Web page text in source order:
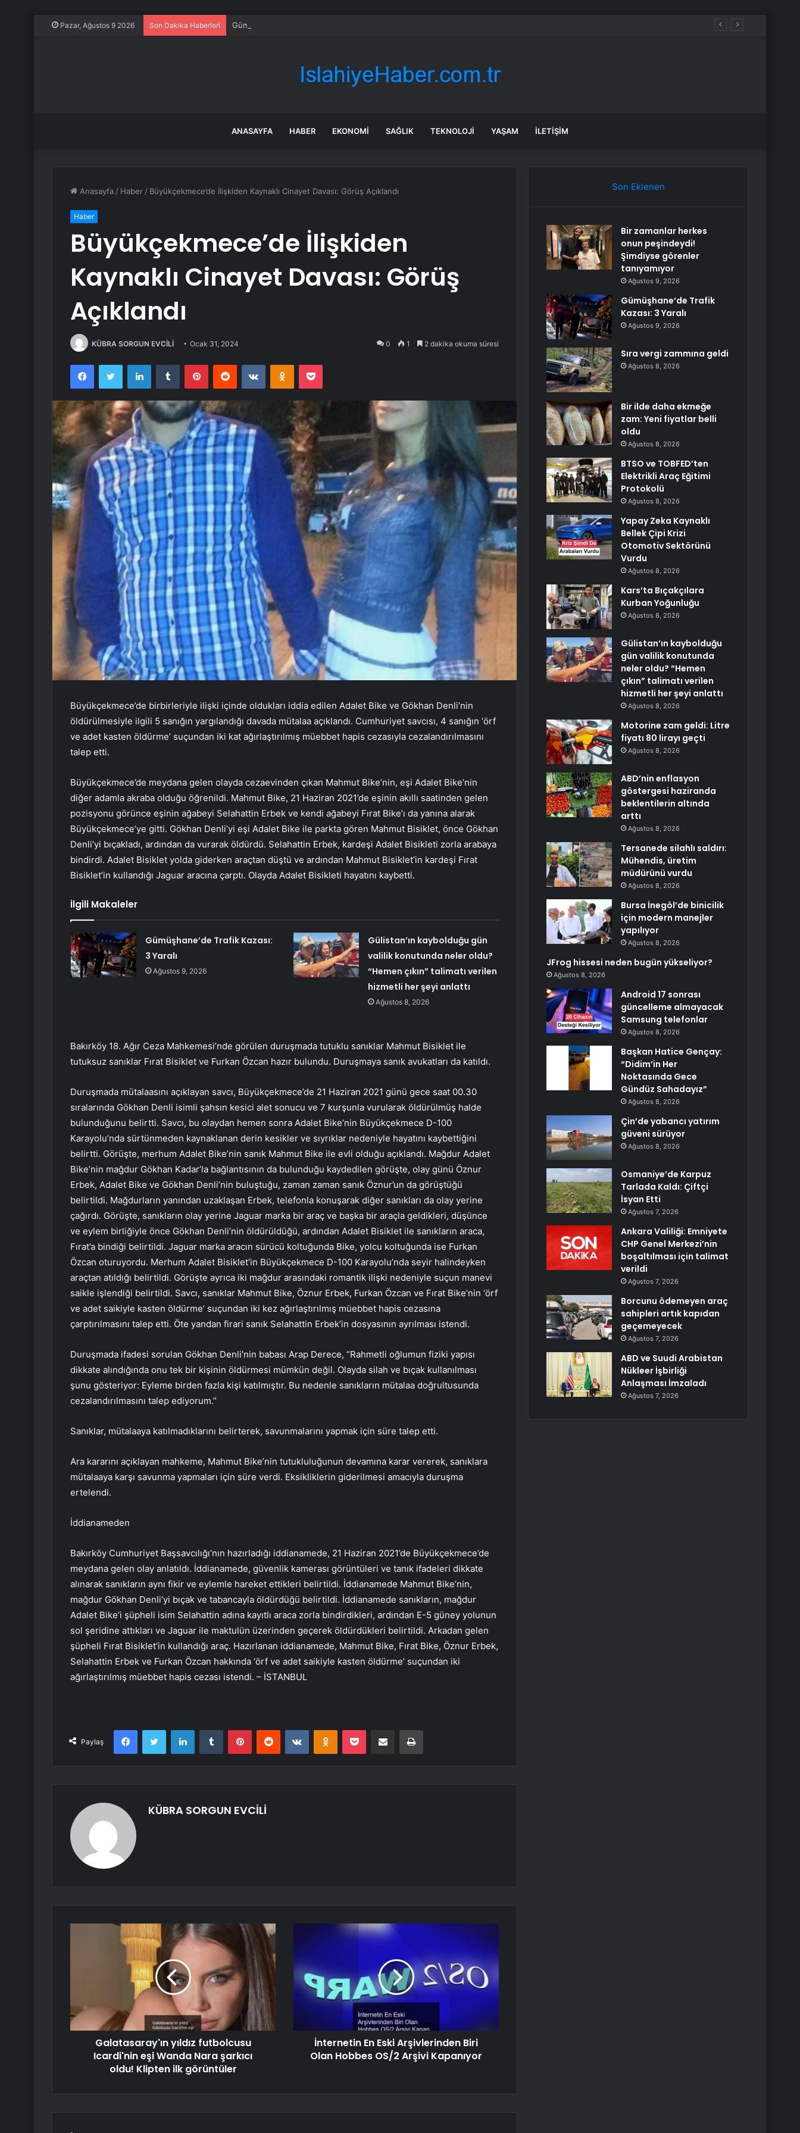
Pazar, Ağustos 9 2026 Son Dakika Haberleri Gümüşhane’de Trafik Kazası: 3 Yaralı
ANASAYFA HABER EKONOMI SAĞLIK TEKNOLOJI YAŞAM İLETIŞIM
Anasayfa / Haber / Büyükçekmece’de İlişkiden Kaynaklı Cinayet Davası: Görüş Açıklandı
Haber
Büyükçekmece’de İlişkiden
Kaynaklı Cinayet Davası: Görüş
Açıklandı
KÜBRA SORGUN EVCİLİ Ocak 31, 2024 0 1 2 dakika okuma süresi
FacebookTwitter LinkedInTumblr PinterestReddit VKontakteOdnoklassniki
Pocket
Büyükçekmece’de birbirleriyle ilişki içinde oldukları iddia edilen Adalet Bike ve Gökhan Denli’nin
öldürülmesiyle ilgili 5 sanığın yargılandığı davada mütalaa açıklandı. Cumhuriyet savcısı, 4 sanığın ‘örf
ve adet kasten öldürme’ suçundan iki kat ağırlaştırılmış müebbet hapis cezasıyla cezalandırılmasını
talep etti.
Büyükçekmece’de meydana gelen olayda cezaevinden çıkan Mahmut Bike’nin, eşi Adalet Bike’nin
diğer adamla akraba olduğu öğrenildi. Mahmut Bike, 21 Haziran 2021’de eşinin akıllı saatinden gelen
pozisyonu görünce eşinin ağabeyi Selahattin Erbek ve kendi ağabeyi Fırat Bike’ı da yanına alarak
Büyükçekmece’ye gitti. Gökhan Denli’yi eşi Adalet Bike ile parkta gören Mahmut Bisiklet, önce Gökhan
Denli’yi bıçakladı, ardından da vurarak öldürdü. Selahattin Erbek, kardeşi Adalet Bisikleti zorla arabaya
bindirdi. Adalet Bisiklet yolda giderken araçtan düştü ve ardından Mahmut Bisiklet’in kardeşi Fırat
Bisiklet’in kullandığı Jaguar aracına çarptı. Olayda Adalet Bisikleti hayatını kaybetti.
İlgili Makaleler
Gümüşhane’de Trafik Kazası:
3 Yaralı
Ağustos 9, 2026
Gülistan’ın kaybolduğu gün
valilik konutunda neler oldu?
“Hemen çıkın” talimatı verilen
hizmetli her şeyi anlattı
Ağustos 8, 2026
Bakırköy 18. Ağır Ceza Mahkemesi’nde görülen duruşmada tutuklu sanıklar Mahmut Bisiklet ile
tutuksuz sanıklar Fırat Bisiklet ve Furkan Özcan hazır bulundu. Duruşmaya sanık avukatları da katıldı.
Duruşmada mütalaasını açıklayan savcı, Büyükçekmece’de 21 Haziran 2021 günü gece saat 00.30
sıralarında Gökhan Denli isimli şahsın kesici alet sonucu ve 7 kurşunla vurularak öldürülmüş halde
bulunduğunu belirtti. Savcı, bu olaydan hemen sonra Adalet Bike’nin Büyükçekmece D-100
Karayolu’nda sürtünmeden kaynaklanan derin kesikler ve sıyrıklar nedeniyle hayatını kaybettiğini
belirtti. Görüşte, merhum Adalet Bike’nin sanık Mahmut Bike ile evli olduğu açıklandı. Mağdur Adalet
Bike’nin mağdur Gökhan Kadar’la bağlantısının da bulunduğu kaydedilen görüşte, olay günü Öznur
Erbek, Adalet Bike ve Gökhan Denli’nin buluştuğu, zaman zaman sanık Öznur’un da görüştüğü
belirtildi. Mağdurların yanından uzaklaşan Erbek, telefonla konuşarak diğer sanıkları da olay yerine
çağırdı. Görüşte, sanıkların olay yerine Jaguar marka bir araç ve başka bir araçla geldikleri, düşünce
ve eylem birliğiyle önce Gökhan Denli’nin öldürüldüğü, ardından Adalet Bisiklet ile sanıkların araca,
Fırat’a bindiği belirtildi. Jaguar marka aracın sürücü koltuğunda Bike, yolcu koltuğunda ise Furkan
Özcan oturuyordu. Merhum Adalet Bisiklet’in Büyükçekmece D-100 Karayolu’nda seyir halindeyken
araçtan atıldığı belirtildi. Görüşte ayrıca iki mağdur arasındaki romantik ilişki nedeniyle suçun manevi
saikle işlendiği belirtildi. Savcı, sanıklar Mahmut Bike, Öznur Erbek, Furkan Özcan ve Fırat Bike’nin ‘örf
ve adet saikiyle kasten öldürme’ suçundan iki kez ağırlaştırılmış müebbet hapis cezasına
çarptırılmasını talep etti. Öte yandan firari sanık Selahattin Erbek’in dosyasının ayrılması istendi.
Duruşmada ifadesi sorulan Gökhan Denli’nin babası Arap Derece, “Rahmetli oğlumun fiziki yapısı
dikkate alındığında onu tek bir kişinin öldürmesi mümkün değil. Olayda silah ve bıçak kullanılması
şunu gösteriyor: Eyleme birden fazla kişi katılmıştır. Bu nedenle sanıkların mütalaa doğrultusunda
cezalandırılmasını talep ediyorum.”
Sanıklar, mütalaaya katılmadıklarını belirterek, savunmalarını yapmak için süre talep etti.
Ara kararını açıklayan mahkeme, Mahmut Bike’nin tutukluluğunun devamına karar vererek, sanıklara
mütalaaya karşı savunma yapmaları için süre verdi. Eksikliklerin giderilmesi amacıyla duruşma
ertelendi.
İddianameden
Bakırköy Cumhuriyet Başsavcılığı’nın hazırladığı iddianamede, 21 Haziran 2021’de Büyükçekmece’de
meydana gelen olay anlatıldı. İddianamede, güvenlik kamerası görüntüleri ve tanık ifadeleri dikkate
alınarak sanıkların aynı fikir ve eylemle hareket ettikleri belirtildi. İddianamede Mahmut Bike’nin,
mağdur Gökhan Denli’yi bıçak ve tabancayla öldürdüğü belirtildi. İddianamede sanıkların, mağdur
Adalet Bike’i şüpheli isim Selahattin adına kayıtlı araca zorla bindirdikleri, ardından E-5 güney yolunun
sol şeridine attıkları ve Jaguar ile maktulün üzerinden geçerek öldürdükleri belirtildi. Arkadan gelen
şüpheli Fırat Bisiklet’in kullandığı araç. Hazırlanan iddianamede, Mahmut Bike, Fırat Bike, Öznur Erbek,
Selahattin Erbek ve Furkan Özcan hakkında ‘örf ve adet saikiyle kasten öldürme’ suçundan iki
ağırlaştırılmış müebbet hapis cezası istendi. – İSTANBUL
Paylaş
FacebookTwitter LinkedInTumblr PinterestReddit VKontakteOdnoklassniki
Pocket E-Posta ile paylaş Yazdır
KÜBRA SORGUN EVCİLİ
Galatasaray'ın yıldız futbolcusu
Icardi'nin eşi Wanda Nara şarkıcı
oldu! Klipten ilk görüntüler
İnternetin En Eski Arşivlerinden Biri
Olan Hobbes OS/2 Arşivi Kapanıyor
Son Eklenen
Bir zamanlar herkes
onun peşindeydi!
Şimdiyse görenler
tanıyamıyor
Ağustos 9, 2026
Gümüşhane’de Trafik
Kazası: 3 Yaralı
Ağustos 9, 2026
Sıra vergi zammına geldi
Ağustos 8, 2026
Bir ilde daha ekmeğe
zam: Yeni fiyatlar belli
oldu
Ağustos 8, 2026
BTSO ve TOBFED’ten
Elektrikli Araç Eğitimi
Protokolü
Ağustos 8, 2026
Yapay Zeka Kaynaklı
Bellek Çipi Krizi
Otomotiv Sektörünü
Vurdu
Ağustos 8, 2026
Kars’ta Bıçakçılara
Kurban Yoğunluğu
Ağustos 8, 2026
Gülistan’ın kaybolduğu
gün valilik konutunda
neler oldu? “Hemen
çıkın” talimatı verilen
hizmetli her şeyi anlattı
Ağustos 8, 2026
Motorine zam geldi: Litre
fiyatı 80 lirayı geçti
Ağustos 8, 2026
ABD’nin enflasyon
göstergesi haziranda
beklentilerin altında
arttı
Ağustos 8, 2026
Tersanede silahlı saldırı:
Mühendis, üretim
müdürünü vurdu
Ağustos 8, 2026
Bursa İnegöl’de binicilik
için modern manejler
yapılıyor
Ağustos 8, 2026
JFrog hissesi neden bugün yükseliyor?
Ağustos 8, 2026
Android 17 sonrası
güncelleme almayacak
Samsung telefonlar
Ağustos 8, 2026
Başkan Hatice Gençay:
“Didim’in Her
Noktasında Gece
Gündüz Sahadayız”
Ağustos 8, 2026
Çin’de yabancı yatırım
güveni sürüyor
Ağustos 8, 2026
Osmaniye’de Karpuz
Tarlada Kaldı: Çiftçi
İsyan Etti
Ağustos 7, 2026
Ankara Valiliği: Emniyete
CHP Genel Merkezi’nin
boşaltılması için talimat
verildi
Ağustos 7, 2026
Borcunu ödemeyen araç
sahipleri artık kapıdan
geçemeyecek
Ağustos 7, 2026
ABD ve Suudi Arabistan
Nükleer İşbirliği
Anlaşması İmzaladı
Ağustos 7, 2026